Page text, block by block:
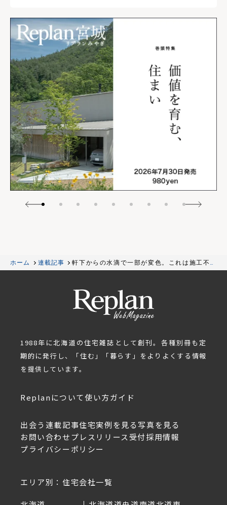
ホーム 連載記事
軒下からの水滴で一部が変色。これは施工不良
でしょうか？（屋根）［NPO住宅110番］
1988年に北海道の住宅雑誌として創刊。各種別冊も定
期的に発行し、「住む」「暮らす」をよりよくする情報
を提供しています。
Replanについて使い方ガイド
出会う 連載記事住宅実例を見る写真を見る
お問い合わせ プレスリリース受付採用情報
プライバシーポリシー
エリア別：住宅会社一覧